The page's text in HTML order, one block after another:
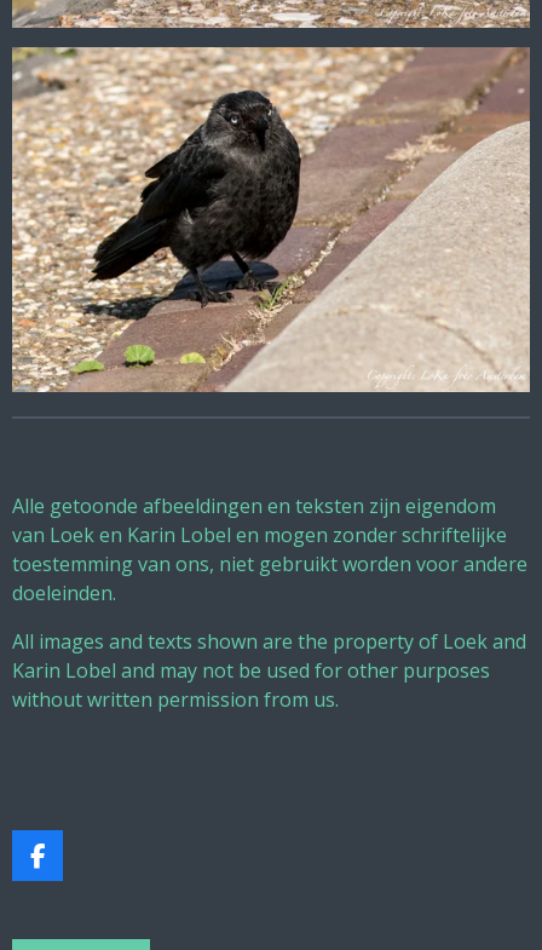
Alle getoonde afbeeldingen en teksten zijn eigendom
van Loek en Karin Lobel en mogen zonder schriftelijke
toestemming van ons, niet gebruikt worden voor andere
doeleinden.
All images and texts shown are the property of Loek and
Karin Lobel and may not be used for other purposes
without written permission from us.
F
a
e